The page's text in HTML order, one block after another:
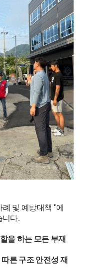
및 예방대책 "에
니다.
을 하는 모든 부재
른 구조 안전성 재